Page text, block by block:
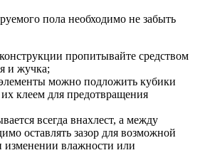
пола необходимо не забыть
пропитывайте средством
и жучка;
можно подложить кубики
клеем для предотвращения
всегда внахлест, а между
оставлять зазор для возможной
изменении влажности или